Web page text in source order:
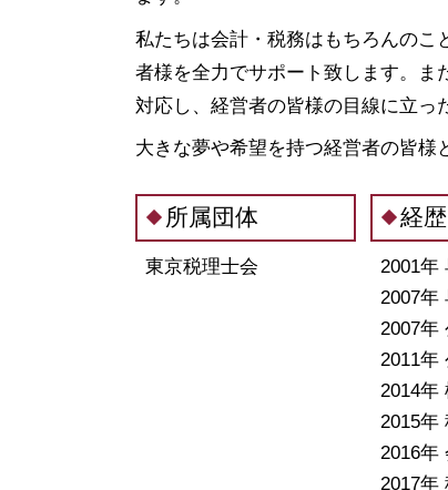
募集 設立
有限 責任
合同 会社 とは
決算月 決め方
会社設立 流れ
資金調達 江東区 相談
融資 神奈川県 相談
税務相談 東京都 相談
資金調達 群馬県 税理士
税務相談 東京都 税理士
資金調達 群馬県 相談
私たちは会計・税務はもちろんのこ
者様を全力でサポート致します。ま
対応し、経営者の皆様の目線に立っ
大きな夢や希望を持つ経営者の皆様
所属団体
東京税理士会
経歴
2001年
2007年
2007
2011
2014年
2015年
2016
2017